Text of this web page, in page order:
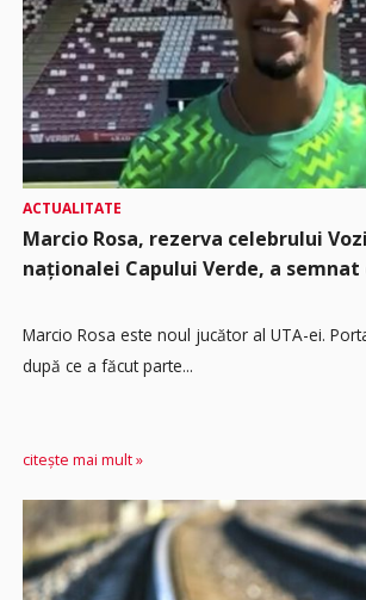
ACTUALITATE
Marcio Rosa, rezerva celebrului
naționalei Capului Verde, a semnat
Marcio Rosa este noul jucător al UTA-ei.
după ce a făcut parte...
citește mai mult »